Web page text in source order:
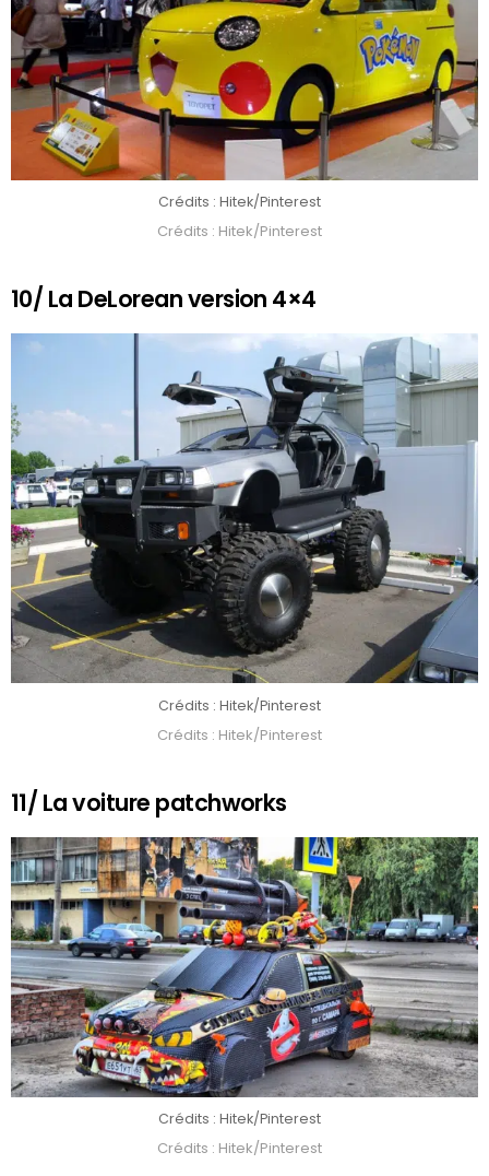
Crédits : Hitek/Pinterest
Crédits : Hitek/Pinterest
10/ La DeLorean version 4×4
Crédits : Hitek/Pinterest
Crédits : Hitek/Pinterest
11/ La voiture patchworks
Crédits : Hitek/Pinterest
Crédits : Hitek/Pinterest